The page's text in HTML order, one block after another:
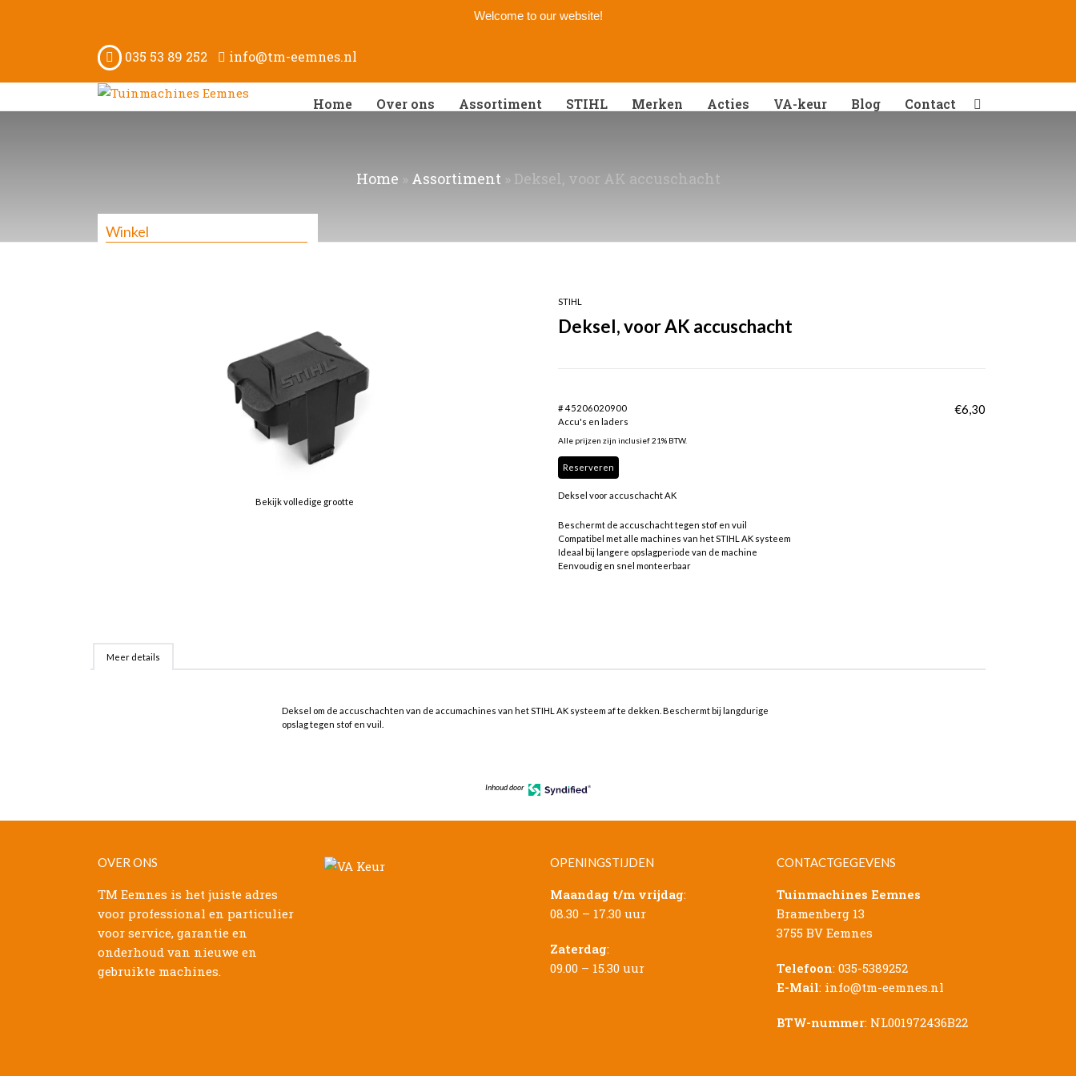
Welcome to our website!
035 53 89 252 info@tm-eemnes.nl
Home Over ons Assortiment STIHL Merken Acties VA-keur Blog Contact
Winkel
Home » Assortiment» Deksel, voor AK accuschacht
Bekijk volledige grootte
STIHL
Deksel, voor AK accuschacht
# 45206020900
Accu's en laders
€6,30
Alle prijzen zijn inclusief 21% BTW.
Reserveren
Deksel voor accuschacht AK
Beschermt de accuschacht tegen stof en vuil
Compatibel met alle machines van het STIHL AK systeem
Ideaal bij langere opslagperiode van de machine
Eenvoudig en snel monteerbaar
Meer details
Deksel om de accuschachten van de accumachines van het STIHL AK systeem af te dekken. Beschermt bij langdurige
opslag tegen stof en vuil.
Inhoud door
OVER ONS
TM Eemnes is het juiste adres
voor professional en particulier
voor service, garantie en
onderhoud van nieuwe en
gebruikte machines.
OPENINGSTIJDEN
Maandag t/m vrijdag:
08.30 – 17.30 uur
Zaterdag:
09.00 – 15.30 uur
CONTACTGEGEVENS
Tuinmachines Eemnes
Bramenberg 13
3755 BV Eemnes
Telefoon: 035-5389252
E-Mail: info@tm-eemnes.nl
BTW-nummer: NL001972436B22